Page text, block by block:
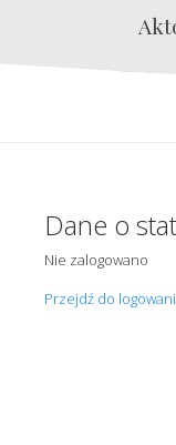
Dane o
Nie zalogowano
Przejdź do